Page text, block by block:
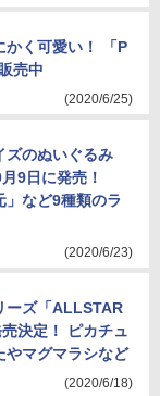
かく可愛い！ 「P
売中
(2020/6/25)
ズのぬいぐるみ
9日に発売！
」など9種類のラ
(2020/6/23)
ーズ「ALLSTAR
決定！ ピカチュ
やマグマラシなど
(2020/6/18)